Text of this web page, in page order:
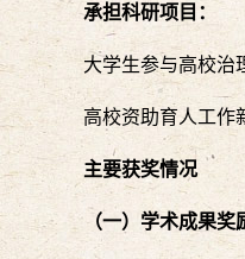
承担科研项目 ：
大学生参与高校治
高校资助育人工作
主要获奖情况
（一）学术成果奖